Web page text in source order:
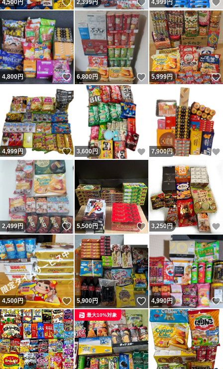
4,500円 いいね！
2,399円 いいね！
4,999円
4,800円 いいね！
6,800円 いいね！
5,999円
4,999円 いいね！
3,600円 いいね！
7,900円
2,499円 いいね！
5,500円 いいね！
3,250円
4,500円 いいね！
5,900円 いいね！
4,990円
最大10%対象